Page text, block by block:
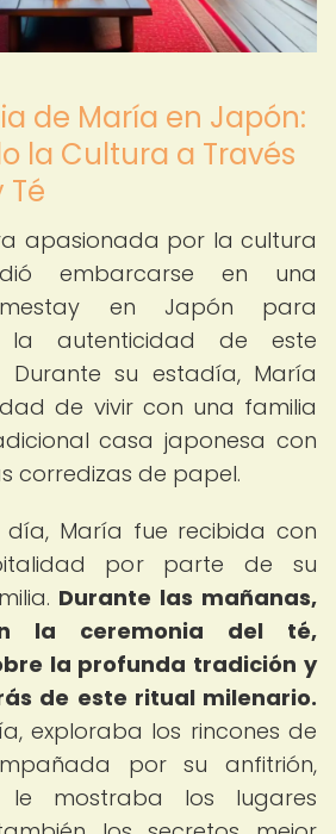
de María en Japón:
la Cultura a Través
Té
apasionada por la cultura
embarcarse en una
en Japón para
la autenticidad de este
Durante su estadía, María
de vivir con una familia
casa japonesa con
corredizas de papel.
día, María fue recibida con
por parte de su
Durante las mañanas,
la ceremonia del té,
la profunda tradición y
de este ritual milenario.
exploraba los rincones de
por su anfitrión,
mostraba los lugares